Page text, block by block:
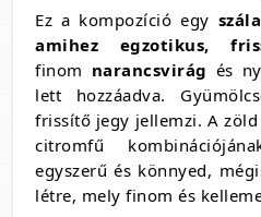
Ez a kompozíció egy
amihez egzotikus,
finom narancsvirág és
lett hozzáadva.
frissítő jegy jellemzi. A
citromfű
egyszerű és könnyed,
létre, mely finom és